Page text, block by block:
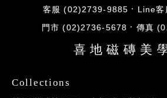
客服 (02)2739-9885 Line
門市 (02)2736-5678 傳真
喜地磁磚美
Collections